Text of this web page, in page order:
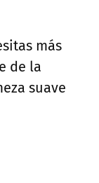
más
de la
suave